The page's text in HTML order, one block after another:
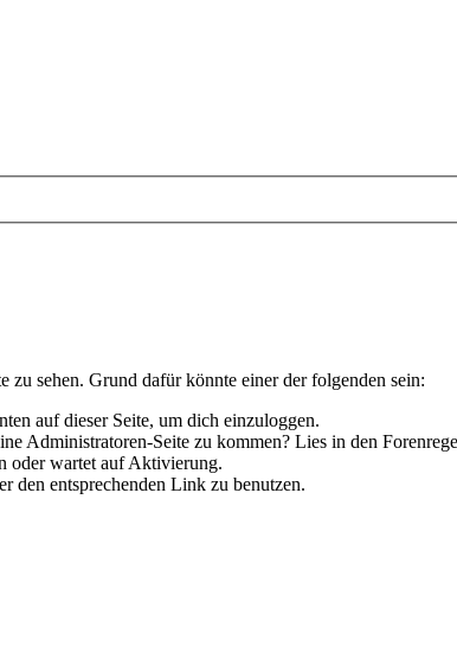
sehen. Grund dafür könnte einer der folgenden sein:
auf dieser Seite, um dich einzuloggen.
Administratoren-Seite zu kommen? Lies in den
oder wartet auf Aktivierung.
den entsprechenden Link zu benutzen.